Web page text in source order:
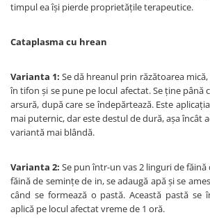
timpul ea îşi pierde proprietăţile terapeutice.
Cataplasma cu hrean
Varianta 1: Se dă hreanul prin răzătoarea
în tifon şi se pune pe locul afectat. Se ţine până
arsură, după care se îndepărtează. Este
mai puternic, dar este destul de dură, aşa încât
variantă mai blândă.
Varianta 2: Se pun într-un vas 2 linguri de
făină de seminţe de in, se adaugă apă şi se
când se formează o pastă. Această pastă se
aplică pe locul afectat vreme de 1 oră.